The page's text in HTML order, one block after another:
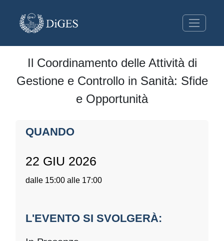
Il Coordinamento delle Attività di
Gestione e Controllo in Sanità: Sfide
e Opportunità
QUANDO
22 GIU 2026
dalle 15:00 alle 17:00
L'EVENTO SI SVOLGERÀ: